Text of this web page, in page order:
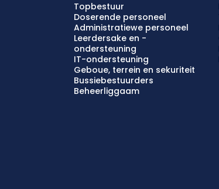
Topbestuur
Doserende personeel
Administratiewe personeel
Leerdersake en -
ondersteuning
IT-ondersteuning
Geboue, terrein en sekuriteit
Bussiebestuurders
Beheerliggaam